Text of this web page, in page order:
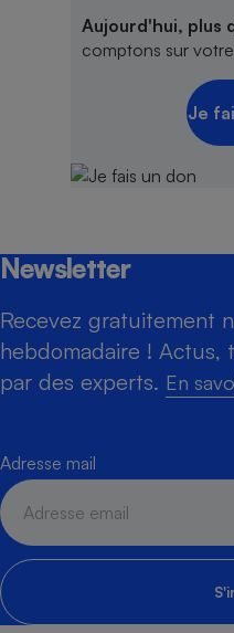
Aujourd'hui, plus
comptons sur
Je
Newsletter
Recevez gratuitement
hebdomadaire ! Actus,
par des experts. En
Adresse mail